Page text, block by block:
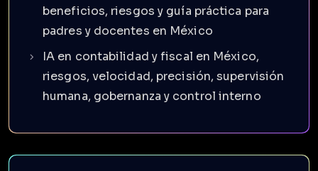
beneficios, riesgos y guía práctica para
padres y docentes en México
IA en contabilidad y fiscal en México,
riesgos, velocidad, precisión, supervisión
humana, gobernanza y control interno